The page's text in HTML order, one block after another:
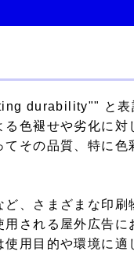
durability"" と表
色褪せや劣化に対
その品質、特に色
ど、さまざまな印刷
される屋外広告に
用目的や環境に適